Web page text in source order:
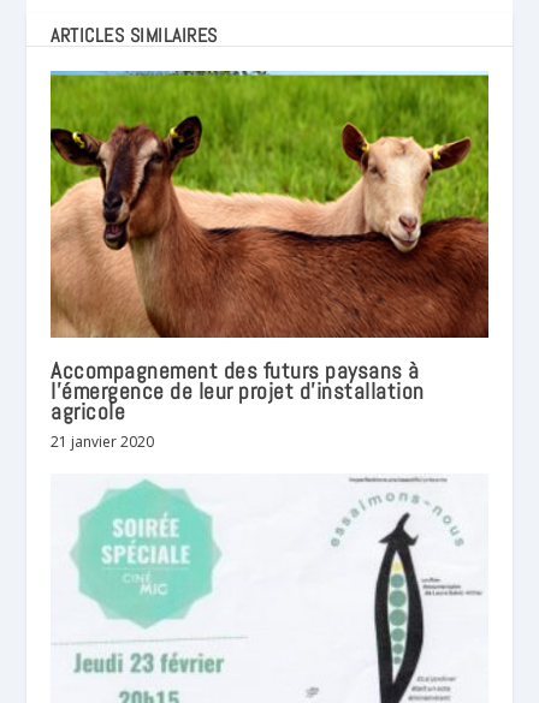
ARTICLES SIMILAIRES
Accompagnement des futurs paysans à
l’émergence de leur projet d’installation
agricole
21 janvier 2020